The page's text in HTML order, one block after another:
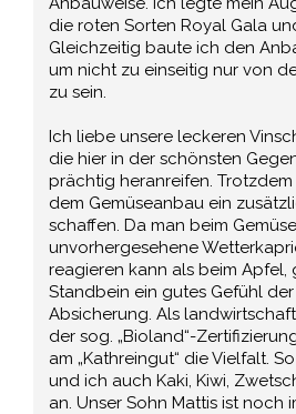
die roten Sorten Royal Gala
Gleichzeitig baute ich den
um nicht zu einseitig nur von
zu sein.
Ich liebe unsere leckeren
die hier in der schönsten
prächtig heranreifen.
dem Gemüseanbau ein
schaffen. Da man beim
unvorhergesehene
reagieren kann als beim Apfel,
Standbein ein gutes Gefühl
Absicherung. Als
der sog. „Bioland“-
am „Kathreingut“ die Vielfalt.
und ich auch Kaki, Kiwi,
an. Unser Sohn Mattis ist noch